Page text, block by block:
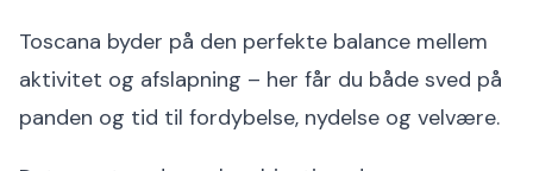
Toscana byder på den perfekte balance mellem
aktivitet og afslapning – her får du både sved på
panden og tid til fordybelse, nydelse og velvære.